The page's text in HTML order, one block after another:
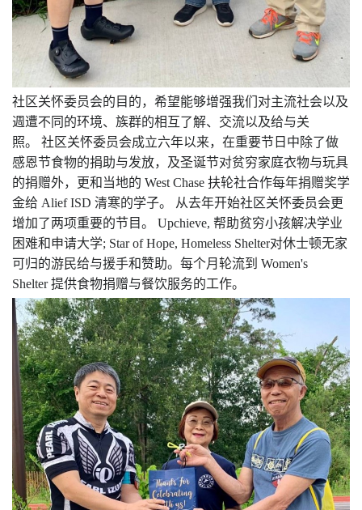
社区关怀委员会的目的，希望能够增强我们对主流社会以及
週遭不同的环境、族群的相互了解、交流以及给与关
照。
社区关怀委员会成立六年以来，在重要节日中除了做
感恩节食物的捐助与发放，及圣诞节对贫穷家庭衣物与玩具
的捐赠外，更和当地的 West Chase 扶轮社合作每年捐赠奖学
金给 Alief ISD 清寒的学子。
从去年开始社区关怀委员会更
增加了两项重要的节目。
Upchieve, 帮助贫穷小孩解决学业
困难和申请大学; Star of Hope, Homeless Shelter对休士顿无家
可归的游民给与援手和赞助。每个月轮流到 Women's
Shelter提供食物捐赠与餐饮服务的工作。